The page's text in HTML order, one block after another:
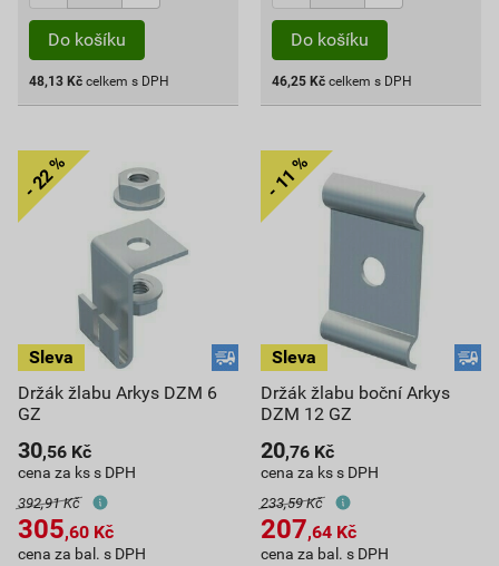
Do košíku
48,13 Kč celkem s DPH
Do košíku
46,25 Kč celkem s DPH
Držák žlabu Arkys DZM 6
GZ
30,56 Kč
cena za ks s DPH
392,91 Kč
305,60 Kč
cena za bal. s DPH
Držák žlabu boční Arkys
DZM 12 GZ
20,76 Kč
cena za ks s DPH
233,59 Kč
207,64 Kč
cena za bal. s DPH